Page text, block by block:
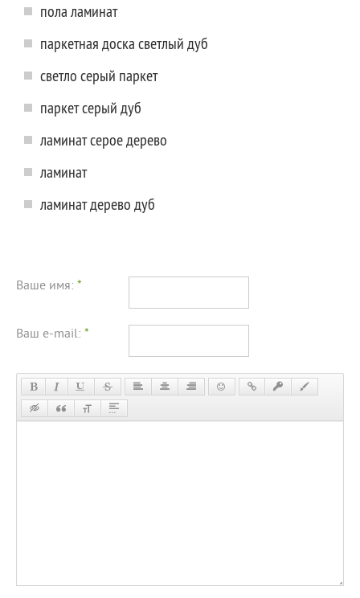
пола ламинат
паркетная доска светлый дуб
светло серый паркет
паркет серый дуб
ламинат серое дерево
ламинат
ламинат дерево дуб
Ваше имя: *
Ваш e-mail: *